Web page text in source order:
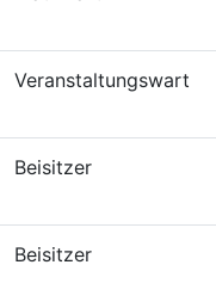
Veranstaltungswart
Beisitzer
Beisitzer